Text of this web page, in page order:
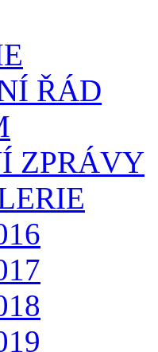
ŘÁD
ZPRÁVY